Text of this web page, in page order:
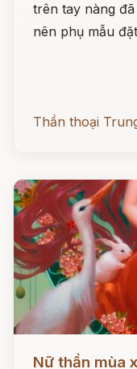
trên tay nàng
nên phụ mẫu
Thần thoại
Nữ thần mùa